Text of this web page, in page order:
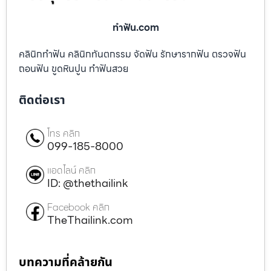
ทําฟัน.com
คลินิกทำฟัน คลินิกทันตกรรม จัดฟัน รักษารากฟัน ตรวจฟัน
ถอนฟัน ขูดหินปูน ทำฟันสวย
ติดต่อเรา
โทร คลิก
099-185-8000
แอดไลน์ คลิก
ID: @thethailink
Facebook คลิก
TheThailink.com
บทความที่คล้ายกัน